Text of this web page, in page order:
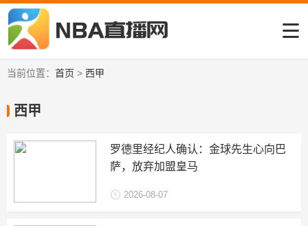
当前位置： 首页 > 西甲
西甲
罗德里经纪人确认：金球先生心向巴
萨，放弃加盟皇马
2026-08-07